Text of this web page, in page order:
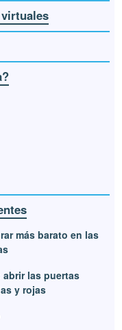
más barato en las
abrir las puertas
y rojas